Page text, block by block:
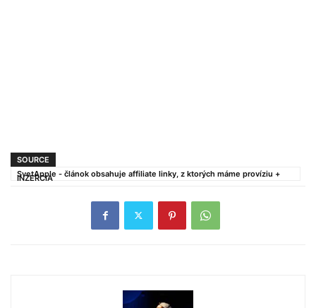
SOURCE
SvetApple - článok obsahuje affiliate linky, z ktorých máme províziu +
INZERCIA